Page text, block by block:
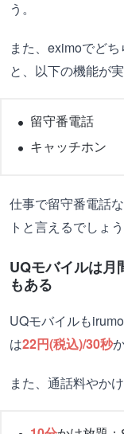
う。
また、eximoでど
と、以下の機能が
留守番電話
キャッチホン
仕事で留守番電話
トと言えるでしょう
UQモバイルは月
もある
UQモバイルも
は22円(税込)/30秒
また、通話料やか